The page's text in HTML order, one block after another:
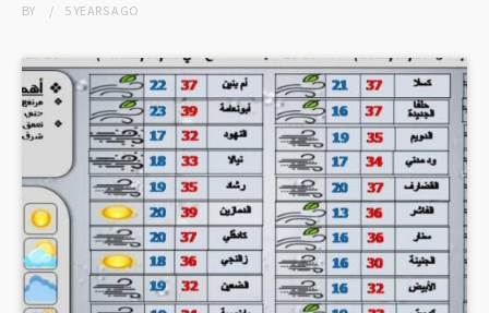
BY 5 YEARSAGO